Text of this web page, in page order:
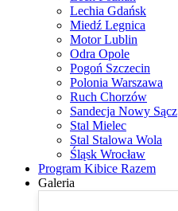
Lechia Gdańsk
Miedź Legnica
Motor Lublin
Odra Opole
Pogoń Szczecin
Polonia Warszawa
Ruch Chorzów
Sandecja Nowy Sącz
Stal Mielec
Stal Stalowa Wola
Śląsk Wrocław
Program Kibice Razem
Galeria